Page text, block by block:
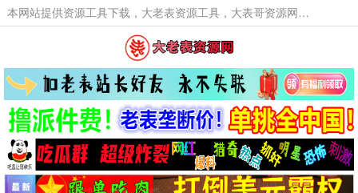
本网站提供资源工具下载，大老表资源工具，大表哥资源网软件工具，大老表资源下载，活动线报福利资源分享,活动线报，大型网游经典游戏，网络热门技术游戏辅助交流与分享。